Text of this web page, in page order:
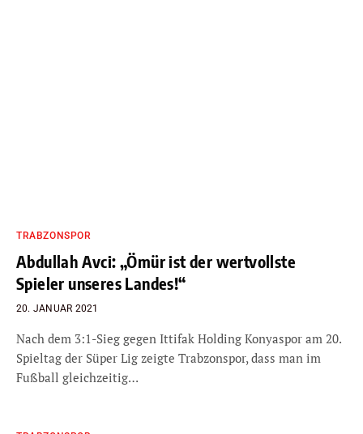
TRABZONSPOR
Abdullah Avci: „Ömür ist der wertvollste
Spieler unseres Landes!“
20. JANUAR 2021
Nach dem 3:1-Sieg gegen Ittifak Holding Konyaspor am 20.
Spieltag der Süper Lig zeigte Trabzonspor, dass man im
Fußball gleichzeitig…